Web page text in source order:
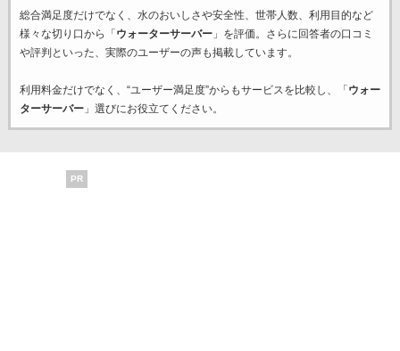
総合満足度だけでなく、水のおいしさや安全性、世帯人数、利用目的など
様々な切り口から「 ウォーターサーバー」を評価。さらに回答者の口コミ
や評判といった、実際のユーザーの声も掲載しています。
利用料金だけでなく、“ユーザー満足度”からもサービスを比較し、「 ウォー
ターサーバー」選びにお役立てください。
PR